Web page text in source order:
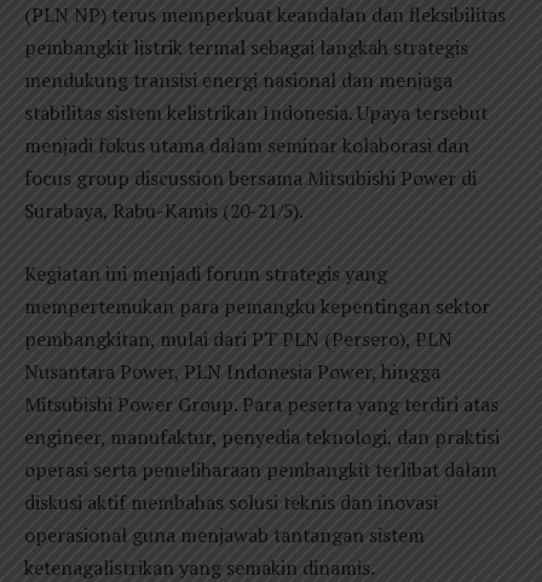
(PLN NP) terus memperkuat keandalan dan fleksibilitas
pembangkit listrik termal sebagai langkah strategis
mendukung transisi energi nasional dan menjaga
stabilitas sistem kelistrikan Indonesia. Upaya tersebut
menjadi fokus utama dalam seminar kolaborasi dan
focus group discussion bersama Mitsubishi Power di
Surabaya, Rabu-Kamis (20-21/5).
Kegiatan ini menjadi forum strategis yang
mempertemukan para pemangku kepentingan sektor
pembangkitan, mulai dari PT PLN (Persero), PLN
Nusantara Power, PLN Indonesia Power, hingga
Mitsubishi Power Group. Para peserta yang terdiri atas
engineer, manufaktur, penyedia teknologi, dan praktisi
operasi serta pemeliharaan pembangkit terlibat dalam
diskusi aktif membahas solusi teknis dan inovasi
operasional guna menjawab tantangan sistem
ketenagalistrikan yang semakin dinamis.